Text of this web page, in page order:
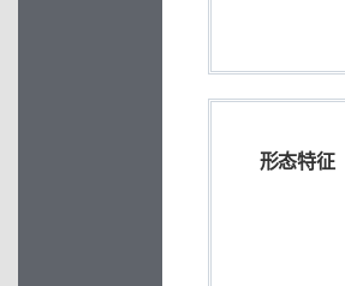
形态特征